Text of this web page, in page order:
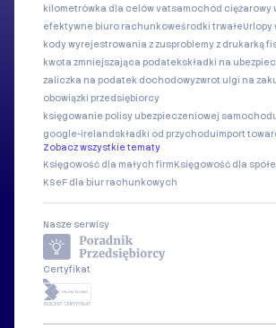
kilometrówka dla celów vatsamochód ciężarowy
efektywne biuro rachunkoweśrodki trwałeUrlopy
kody wyrejestrowania z zusproblemy z drukarką
kwota zmniejszająca podatekskładki na
zaliczka na podatek dochodowyzwrot ulgi na
obowiązki przedsiębiorcy
księgowanie polisy ubezpieczeniowej
google-irelandskładki od przychoduimport
Zobacz wszystkie tematy
Księgowość dla małych firmKsięgowość dla
KSeF dla biur rachunkowych
Nasze serwisy
Certyfikat